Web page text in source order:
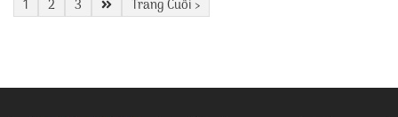
1 2 3 Trang Cuối ›